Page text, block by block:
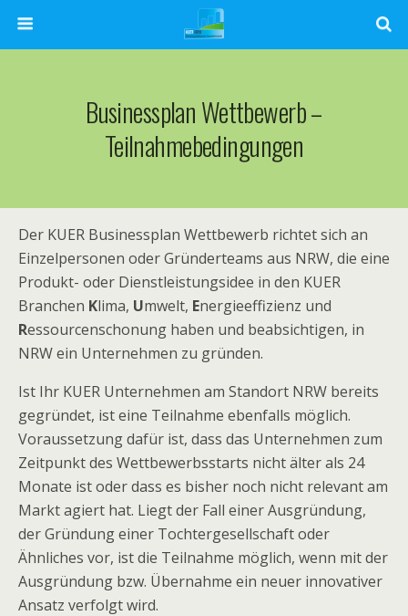
Businessplan Wettbewerb –
Teilnahmebedingungen
Der KUER Businessplan Wettbewerb richtet sich an
Einzelpersonen oder Gründerteams aus NRW, die eine
Produkt- oder Dienstleistungsidee in den KUER
Branchen Klima, Umwelt, Energieeffizienz und
Ressourcenschonung haben und beabsichtigen, in
NRW ein Unternehmen zu gründen.
Ist Ihr KUER Unternehmen am Standort NRW bereits
gegründet, ist eine Teilnahme ebenfalls möglich.
Voraussetzung dafür ist, dass das Unternehmen zum
Zeitpunkt des Wettbewerbsstarts nicht älter als 24
Monate ist oder dass es bisher noch nicht relevant am
Markt agiert hat. Liegt der Fall einer Ausgründung,
der Gründung einer Tochtergesellschaft oder
Ähnliches vor, ist die Teilnahme möglich, wenn mit der
Ausgründung bzw. Übernahme ein neuer innovativer
Ansatz verfolgt wird.